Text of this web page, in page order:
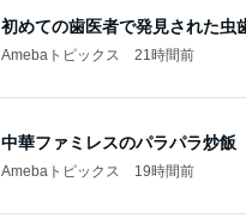
初めての歯医者で発見された虫
Amebaトピックス 21時間前
中華ファミレスのパラパラ炒飯
Amebaトピックス 19時間前